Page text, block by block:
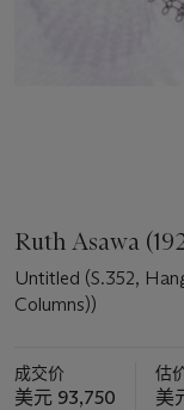
Ruth Asawa
Untitled (S.352,
Columns))
成交价
美元 93,750
估
美